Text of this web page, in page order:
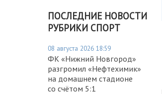
ПОСЛЕДНИЕ НОВОСТИ
РУБРИКИ СПОРТ
08 августа 2026 18:59
ФК «Нижний Новгород»
разгромил «Нефтехимик»
на домашнем стадионе
со счётом 5:1